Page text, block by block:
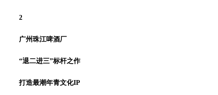
2
广州珠江啤酒厂
“退二进三”标杆之作
打造最潮年青文化IP